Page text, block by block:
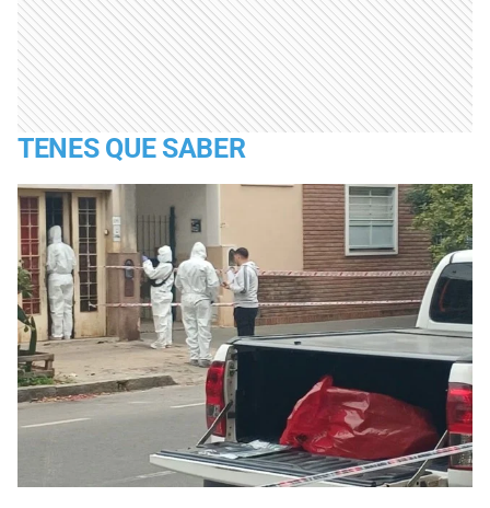
TENES QUE SABER